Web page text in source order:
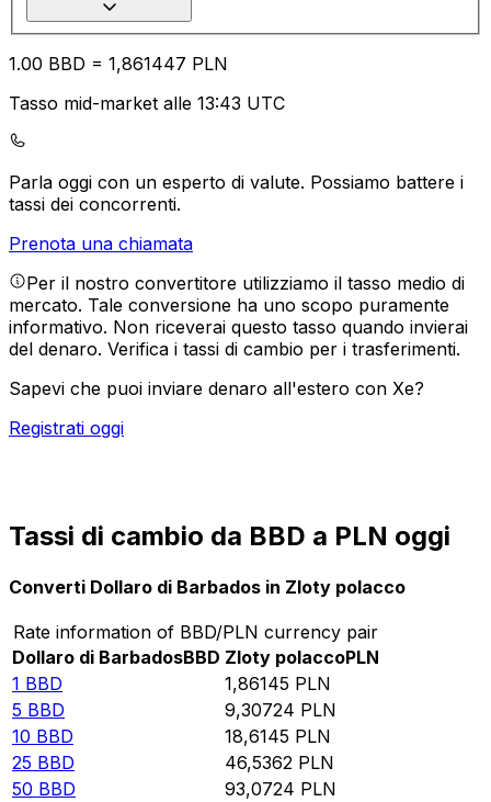
1.00 BBD = 1,861447 PLN
Tasso mid-market alle 13:43 UTC
Parla oggi con un esperto di valute. Possiamo battere i
tassi dei concorrenti.
Prenota una chiamata
Per il nostro convertitore utilizziamo il tasso medio di
mercato. Tale conversione ha uno scopo puramente
informativo. Non riceverai questo tasso quando invierai
del denaro. Verifica i tassi di cambio per i trasferimenti.
Sapevi che puoi inviare denaro all'estero con Xe?
Registrati oggi
Tassi di cambio da BBD a PLN oggi
Converti Dollaro di Barbados in Zloty polacco
Rate information of BBD/PLN currency pair
Dollaro di BarbadosBBD Zloty polaccoPLN
1 BBD 1,86145 PLN
5 BBD 9,30724 PLN
10 BBD 18,6145 PLN
25 BBD 46,5362 PLN
50 BBD 93,0724 PLN